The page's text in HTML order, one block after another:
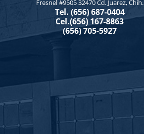
Fresnel #9505 32470 Cd. Juarez, Chih.
Tel. (656) 687-0404
Cel.(656) 167-8863
(656) 705-5927